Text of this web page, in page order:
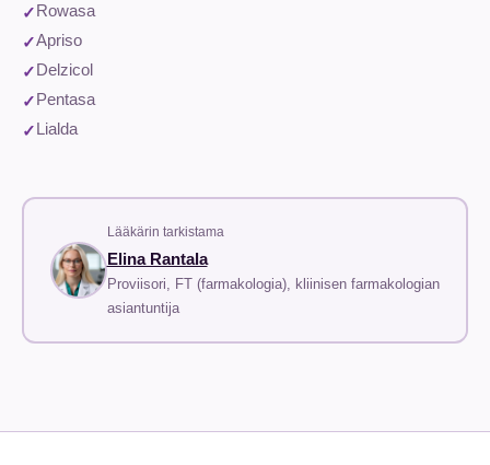
Rowasa
Apriso
Delzicol
Pentasa
Lialda
Lääkärin tarkistama
Elina Rantala
Proviisori, FT (farmakologia), kliinisen farmakologian
asiantuntija